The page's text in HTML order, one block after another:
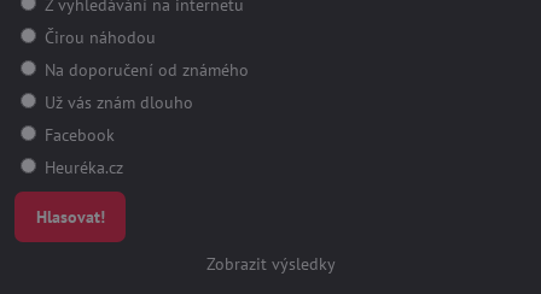
Z vyhledávání na internetu
Čirou náhodou
Na doporučení od známého
Už vás znám dlouho
Facebook
Heuréka.cz
Hlasovat!
Zobrazit výsledky